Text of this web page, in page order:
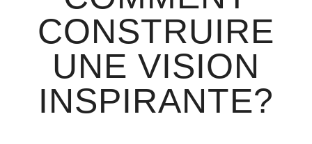
CONSTRUIRE
UNE VISION
INSPIRANTE?